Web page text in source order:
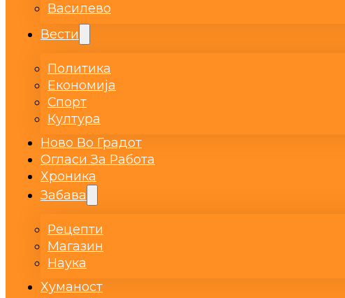
Василево
Вести
Политика
Економија
Спорт
Култура
Ново Во Градот
Огласи За Работа
Хроника
Забава
Рецепти
Магазин
Наука
Хуманост